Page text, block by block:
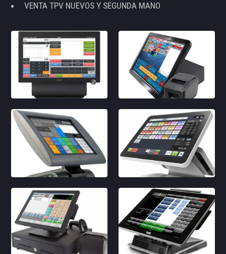
VENTA TPV NUEVOS Y SEGUNDA MANO